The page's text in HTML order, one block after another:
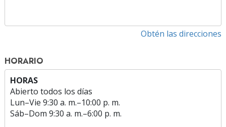
Obtén las direcciones
HORARIO
HORAS
Abierto todos los días
Lun–Vie 9:30 a. m.–10:00 p. m.
Sáb–Dom 9:30 a. m.–6:00 p. m.